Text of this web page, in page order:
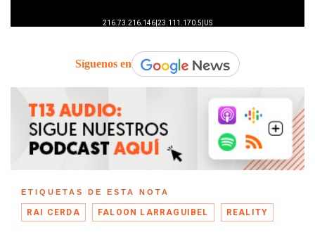
Síguenos en
ETIQUETAS DE ESTA NOTA
RAI CERDA FALOON LARRAGUIBEL REALITY